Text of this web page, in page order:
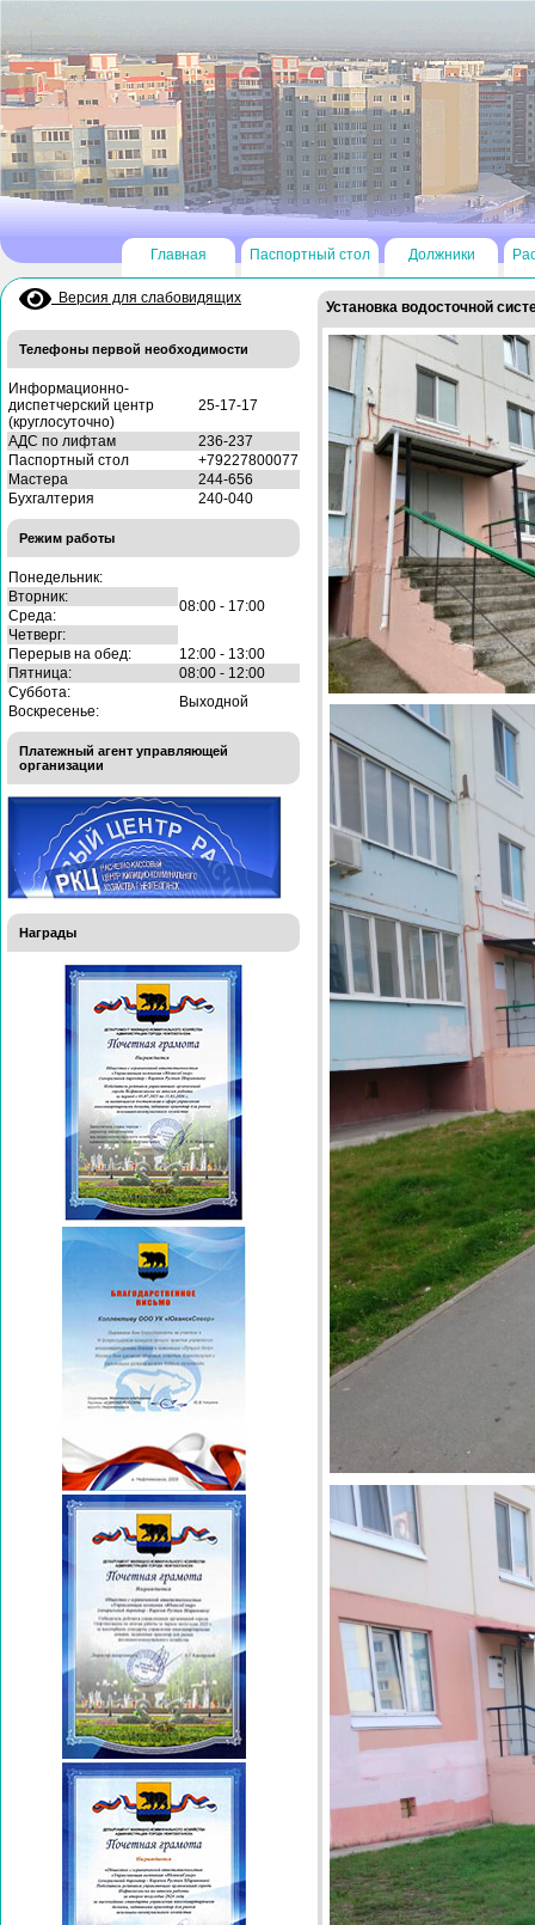
Главная Паспортный стол Должники
Версия для слабовидящих
Телефоны первой необходимости
Информационно-
диспетчерский центр
(круглосуточно)
25-17-17
АДС по лифтам
236-237
Паспортный стол
+79227800077
Мастера
244-656
Бухгалтерия
240-040
Режим работы
Понедельник:
08:00 - 17:00
Вторник:
Среда:
Четверг:
Перерыв на обед:
12:00 - 13:00
Пятница:
08:00 - 12:00
Суббота:
Выходной
Воскресенье:
Платежный агент управляющей
организации
Награды
Установка водосточной